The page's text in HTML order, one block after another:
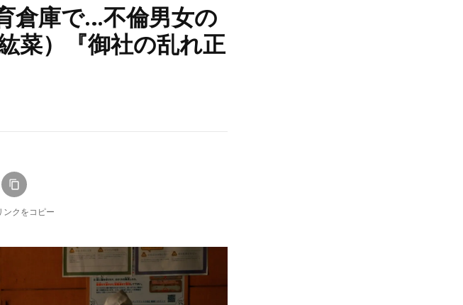
倉庫で…不倫男女の
菜）『御社の乱れ正
ンクをコピー